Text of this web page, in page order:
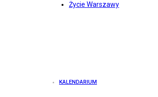
Życie Warszawy
KALENDARIUM